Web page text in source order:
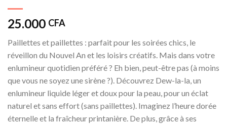
25.000 CFA
Paillettes et paillettes : parfait pour les soirées chics, le
réveillon du Nouvel An et les loisirs créatifs. Mais dans votre
enlumineur quotidien préféré ? Eh bien, peut-être pas (à moins
que vous ne soyez une sirène ?). Découvrez Dew-la-la, un
enlumineur liquide léger et doux pour la peau, pour un éclat
naturel et sans effort (sans paillettes). Imaginez l’heure dorée
éternelle et la fraîcheur printanière. De plus, grâce à ses